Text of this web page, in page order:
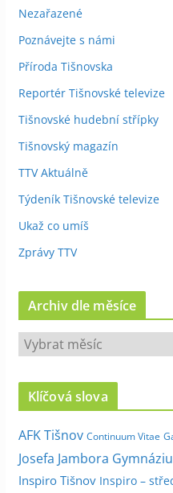
Nezařazené
Poznávejte s námi
Příroda Tišnovska
Reportér Tišnovské televize
Tišnovské hudební střípky
Tišnovský magazín
TTV Aktuálně
Týdeník Tišnovské televize
Ukaž co umíš
Zprávy TTV
Archiv dle měsíce
A
c
v
d
l
Klíčová slova
AFK Tišnov Continuum Vitae
Josefa Jambora
Inspiro Tišnov Inspiro –